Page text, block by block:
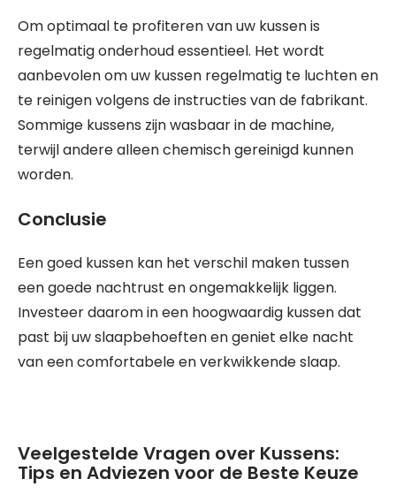
Om optimaal te profiteren van uw kussen is
regelmatig onderhoud essentieel. Het wordt
aanbevolen om uw kussen regelmatig te luchten en
te reinigen volgens de instructies van de fabrikant.
Sommige kussens zijn wasbaar in de machine,
terwijl andere alleen chemisch gereinigd kunnen
worden.
Conclusie
Een goed kussen kan het verschil maken tussen
een goede nachtrust en ongemakkelijk liggen.
Investeer daarom in een hoogwaardig kussen dat
past bij uw slaapbehoeften en geniet elke nacht
van een comfortabele en verkwikkende slaap.
Veelgestelde Vragen over Kussens:
Tips en Adviezen voor de Beste Keuze